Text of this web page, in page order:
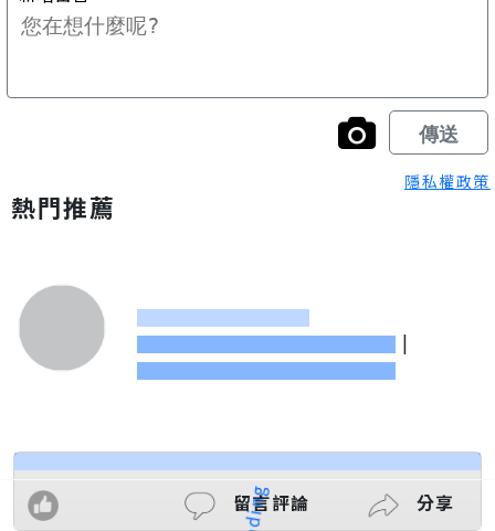
隱私權政策
熱門推薦
|
留言評論 分享